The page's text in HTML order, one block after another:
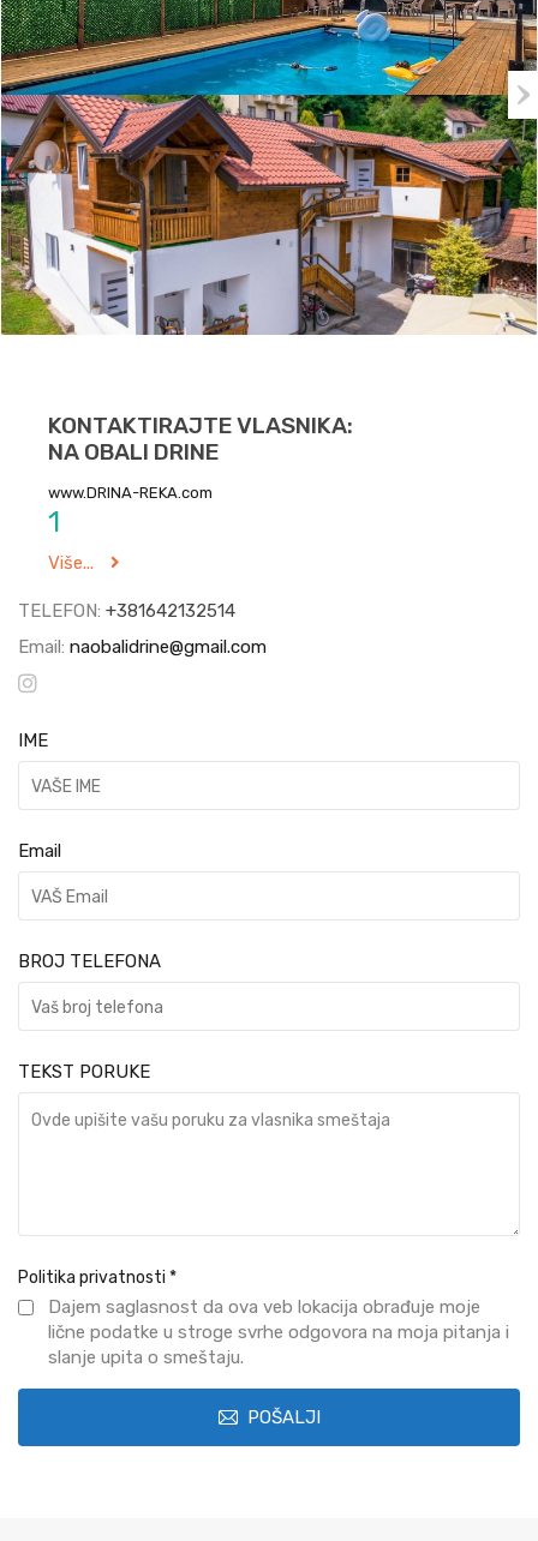
KONTAKTIRAJTE VLASNIKA:
NA OBALI DRINE
www.DRINA-REKA.com
1
Više...
TELEFON: +381642132514
Email: naobalidrine@gmail.com
IME
Email
BROJ TELEFONA
TEKST PORUKE
Politika privatnosti *
Dajem saglasnost da ova veb lokacija obrađuje moje
lične podatke u stroge svrhe odgovora na moja pitanja i
slanje upita o smeštaju.
POŠALJI